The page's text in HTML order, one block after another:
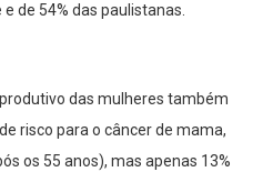
de 54% das paulistanas.
das mulheres também
risco para o câncer de mama,
os 55 anos), mas apenas 13%